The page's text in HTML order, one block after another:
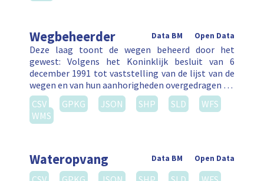
Wegbeheerder Open Data
Data BM
Deze laag toont de wegen beheerd door het
gewest: Volgens het Koninklijk besluit van 6
december 1991 tot vaststelling van de lijst van de
wegen en van hun aanhorigheden overgedragen …
CSV
GPKG JSON SHP SLD
WFS
WMS
Wateropvang Open Data
Data BM